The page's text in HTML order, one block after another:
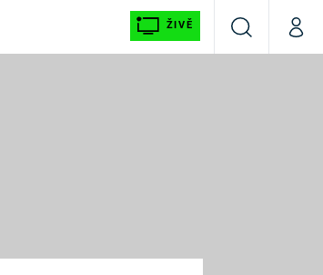
ŽIVĚ
VyhledáváníMůj